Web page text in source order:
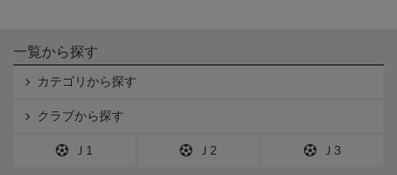
一覧から探す
カテゴリから探す
クラブから探す
Ｊ1 Ｊ2 Ｊ3